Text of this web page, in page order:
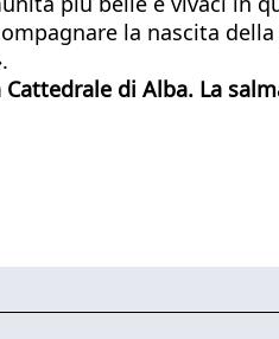
la nascita
di Alba. La